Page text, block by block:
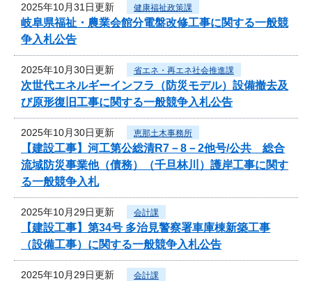
2025年10月31日更新 健康福祉政策課
岐阜県福祉・農業会館分電盤改修工事に関する一般競
争入札公告
2025年10月30日更新 省エネ・再エネ社会推進課
次世代エネルギーインフラ（防災モデル）設備撤去及
び原形復旧工事に関する一般競争入札公告
2025年10月30日更新 恵那土木事務所
【建設工事】河工第公総清R7－8－2他号/公共 総合
流域防災事業他（債務）（千旦林川）護岸工事に関す
る一般競争入札
2025年10月29日更新 会計課
【建設工事】第34号 多治見警察署車庫棟新築工事
（設備工事）に関する一般競争入札公告
2025年10月29日更新 会計課